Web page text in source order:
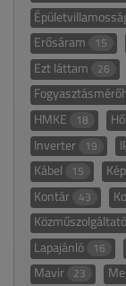
Erősáram 15
Ezt láttam 26
HMKE 18
Inverter 19
Kábel 15
Kontár 43
Közműszolgáltató
Lapajánló 16
Mavir 23